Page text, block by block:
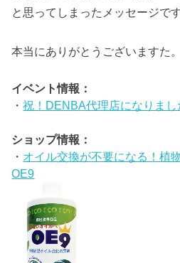
と思ってしまったメッセージです
本当にありがとうございますた。
イベント情報：
・祝！DENBA代理店になりまし
ショップ情報：
・ オイル交換が不要になる！植
OE9